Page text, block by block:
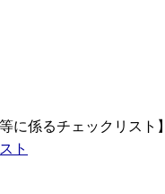
に係るチェックリスト】
ト